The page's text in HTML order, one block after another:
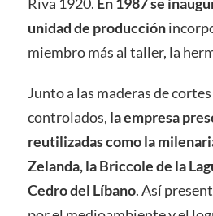
Riva 1920. En 1987 se
unidad de producción
miembro más al taller, la
Junto a las maderas de
controlados, la empresa
reutilizadas como la
Zelanda, la Briccole de la
Cedro del Líbano. Así